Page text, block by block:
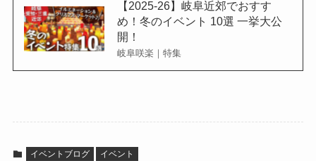
【2025-26】岐阜近郊でおすす
め！冬のイベント 10選 一挙大公
開！
岐阜咲楽｜特集
イベントブログ
イベント